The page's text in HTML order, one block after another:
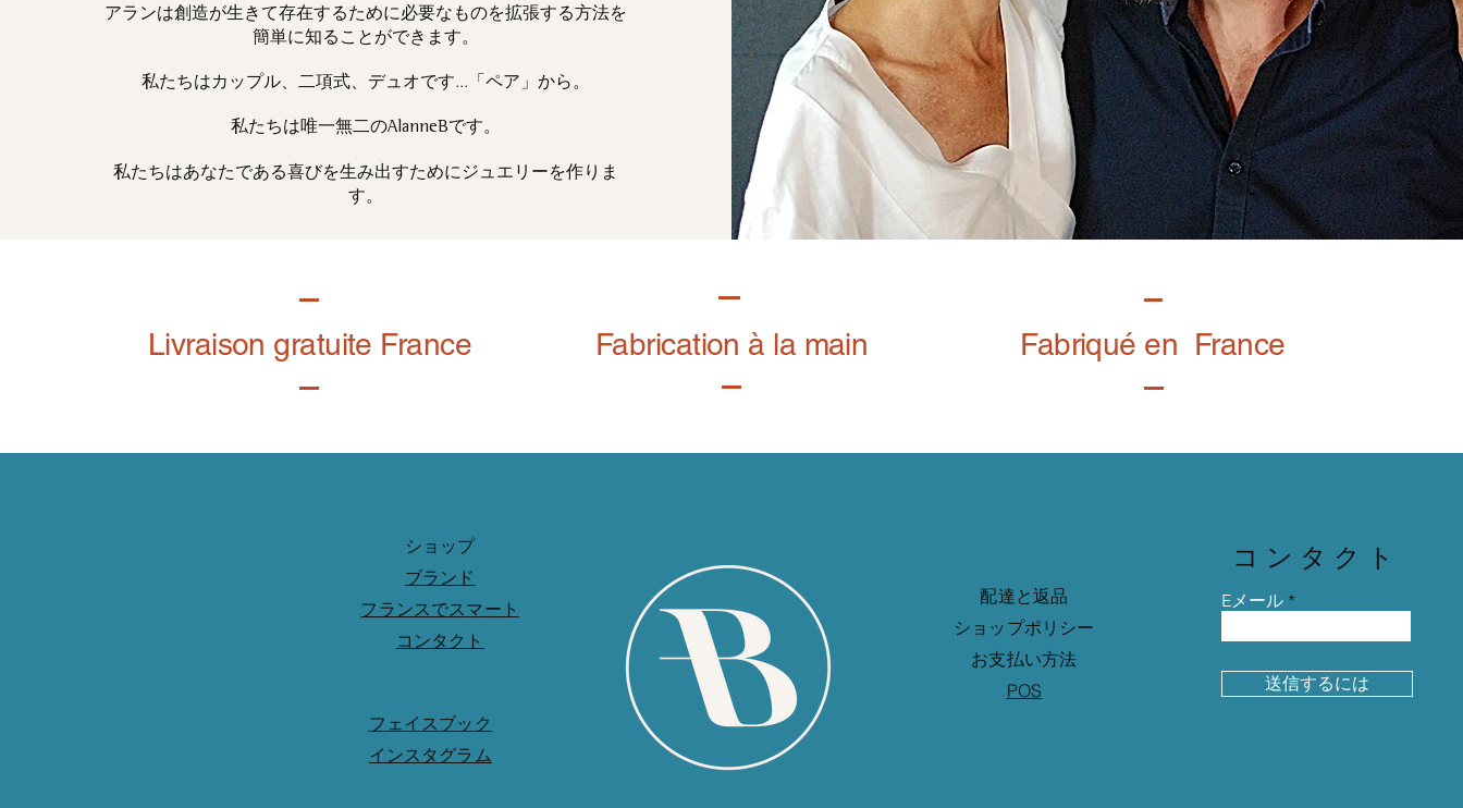
アランは創造が生きて存在するために必要なものを拡張する方法を
簡単に知ることができます。
私たちはカップル、二項式、デュオです...「ペア」から。
私たちは唯一無二のAlanneBです。
私たちはあなたである喜びを生み出すためにジュエリーを作りま
す。
Livraison gratuite France Fabrication à la main Fabriqué en France
ショップ
ブランド
フランスでスマート
コンタクト
フェイスブック
インスタグラム
配達と返品
ショップポリシー
お支払い方法
POS
コンタクト
Eメール
送信するには